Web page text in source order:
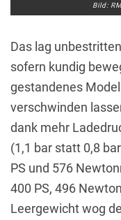
Bild:
Das lag
sofern kundig
gestandenes
verschwinden
dank mehr
(1,1 bar statt 0,8
PS und 576
400 PS, 496
Leergewicht wog